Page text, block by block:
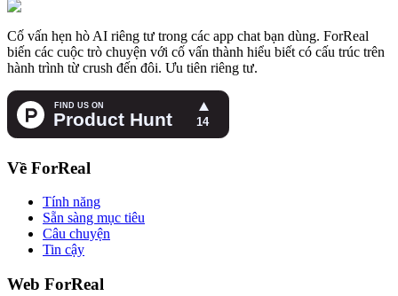
Cố vấn hẹn hò AI riêng tư trong các app chat bạn dùng. ForReal
biến các cuộc trò chuyện với cố vấn thành hiểu biết có cấu trúc trên
hành trình từ crush đến đôi. Ưu tiên riêng tư.
Về ForReal
Tính năng
Sẵn sàng mục tiêu
Câu chuyện
Tin cậy
Web ForReal